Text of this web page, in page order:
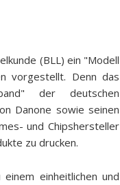
(BLL) ein "Modell
vorgestellt. Denn das
der deutschen
Danone sowie seinen
und Chipshersteller
zu drucken.
einheitlichen und